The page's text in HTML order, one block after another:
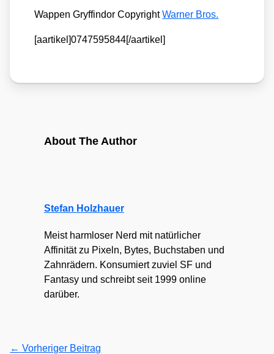
Wap­pen Gryffin­dor Copy­rightWar­ner Bros.
[aartikel]0747595844[/aartikel]
About The Author
Stefan Holzhauer
Meist harmloser Nerd mit natürlicher
Affinität zu Pixeln, Bytes, Buchstaben und
Zahnrädern. Konsumiert zuviel SF und
Fantasy und schreibt seit 1999 online
darüber.
← Vorheriger Beitrag